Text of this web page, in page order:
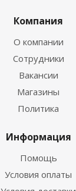
Компания
О компании
Сотрудники
Вакансии
Магазины
Политика
Информация
Помощь
Условия оплаты